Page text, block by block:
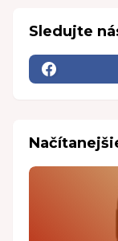
Sledujte